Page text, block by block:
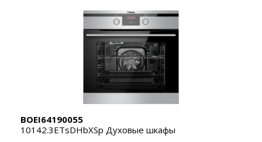
BOEI64190055
10142.3ETsDHbXSp Духовые шкафы